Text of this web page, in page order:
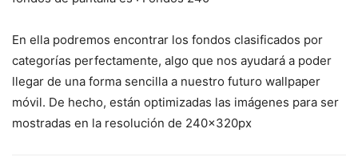
En ella podremos encontrar los fondos clasificados por
categorías perfectamente, algo que nos ayudará a poder
llegar de una forma sencilla a nuestro futuro wallpaper
móvil. De hecho, están optimizadas las imágenes para ser
mostradas en la resolución de 240x320px